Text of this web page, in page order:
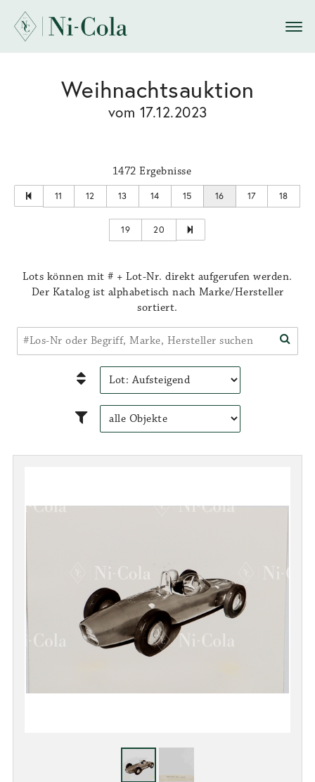
Weihnachtsauktion
vom 17.12.2023
1472 Ergebnisse
11 12 13 14 15 16 17 18
19 20
Lots können mit # + Lot-Nr. direkt aufgerufen werden.
Der Katalog ist alphabetisch nach Marke/Hersteller
sortiert.